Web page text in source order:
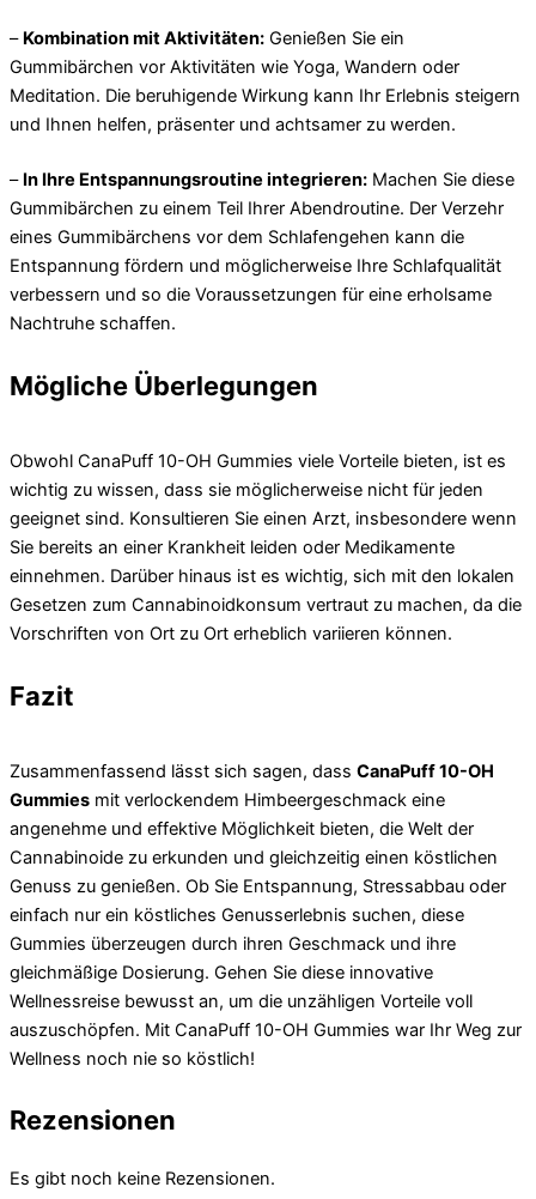
– Kombination mit Aktivitäten: Genießen Sie ein
Gummibärchen vor Aktivitäten wie Yoga, Wandern oder
Meditation. Die beruhigende Wirkung kann Ihr Erlebnis steigern
und Ihnen helfen, präsenter und achtsamer zu werden.
– In Ihre Entspannungsroutine integrieren: Machen Sie diese
Gummibärchen zu einem Teil Ihrer Abendroutine. Der Verzehr
eines Gummibärchens vor dem Schlafengehen kann die
Entspannung fördern und möglicherweise Ihre Schlafqualität
verbessern und so die Voraussetzungen für eine erholsame
Nachtruhe schaffen.
Mögliche Überlegungen
Obwohl CanaPuff 10-OH Gummies viele Vorteile bieten, ist es
wichtig zu wissen, dass sie möglicherweise nicht für jeden
geeignet sind. Konsultieren Sie einen Arzt, insbesondere wenn
Sie bereits an einer Krankheit leiden oder Medikamente
einnehmen. Darüber hinaus ist es wichtig, sich mit den lokalen
Gesetzen zum Cannabinoidkonsum vertraut zu machen, da die
Vorschriften von Ort zu Ort erheblich variieren können.
Fazit
Zusammenfassend lässt sich sagen, dass CanaPuff 10-OH
Gummies mit verlockendem Himbeergeschmack eine
angenehme und effektive Möglichkeit bieten, die Welt der
Cannabinoide zu erkunden und gleichzeitig einen köstlichen
Genuss zu genießen. Ob Sie Entspannung, Stressabbau oder
einfach nur ein köstliches Genusserlebnis suchen, diese
Gummies überzeugen durch ihren Geschmack und ihre
gleichmäßige Dosierung. Gehen Sie diese innovative
Wellnessreise bewusst an, um die unzähligen Vorteile voll
auszuschöpfen. Mit CanaPuff 10-OH Gummies war Ihr Weg zur
Wellness noch nie so köstlich!
Rezensionen
Es gibt noch keine Rezensionen.